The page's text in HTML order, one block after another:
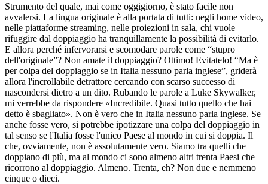
Strumento del quale, mai come oggigiorno, è stato facile non
avvalersi. La lingua originale è alla portata di tutti: negli home video,
nelle piattaforme streaming, nelle proiezioni in sala, chi vuole
rifuggire dal doppiaggio ha tranquillamente la possibilità di evitarlo.
E allora perché infervorarsi e scomodare parole come “stupro
dell'originale”? Non amate il doppiaggio? Ottimo! Evitatelo! “Ma è
per colpa del doppiaggio se in Italia nessuno parla inglese”, griderà
allora l'incrollabile detrattore cercando con scarso successo di
nascondersi dietro a un dito. Rubando le parole a Luke Skywalker,
mi verrebbe da rispondere «Incredibile. Quasi tutto quello che hai
detto è sbagliato». Non è vero che in Italia nessuno parla inglese. Se
anche fosse vero, si potrebbe ipotizzare una colpa del doppiaggio in
tal senso se l'Italia fosse l'unico Paese al mondo in cui si doppia. Il
che, ovviamente, non è assolutamente vero. Siamo tra quelli che
doppiano di più, ma al mondo ci sono almeno altri trenta Paesi che
ricorrono al doppiaggio. Almeno. Trenta, eh? Non due e nemmeno
cinque o dieci.